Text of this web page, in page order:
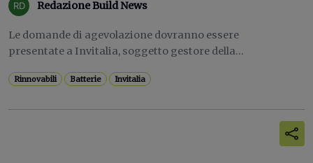
Redazione Build News
Le domande di agevolazione dovranno essere
presentate a Invitalia, soggetto gestore della...
Rinnovabili Batterie Invitalia